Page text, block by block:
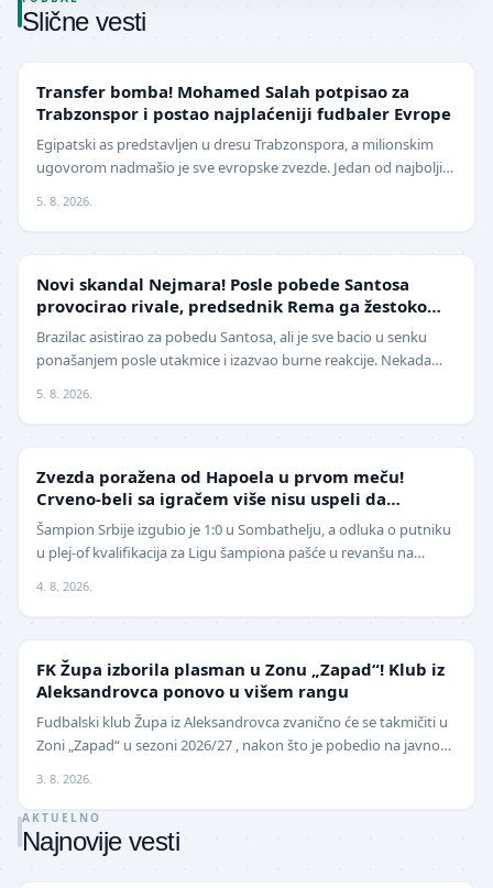
Slične vesti
Transfer bomba! Mohamed Salah potpisao za
Trabzonspor i postao najplaćeniji fudbaler Evrope
Egipatski as predstavljen u dresu Trabzonspora, a milionskim
ugovorom nadmašio je sve evropske zvezde. Jedan od najboljih
5. 8. 2026.
Novi skandal Nejmara! Posle pobede Santosa
provocirao rivale, predsednik Rema ga žestoko
isprozivao: "Bitanga i klovn!" (VIDEO)
Brazilac asistirao za pobedu Santosa, ali je sve bacio u senku
ponašanjem posle utakmice i izazvao burne reakcije. Nekada
5. 8. 2026.
Zvezda poražena od Hapoela u prvom meču!
Crveno-beli sa igračem više nisu uspeli da
izbegnu poraz
Šampion Srbije izgubio je 1:0 u Sombathelju, a odluka o putniku
u plej-of kvalifikacija za Ligu šampiona pašće u revanšu na
4. 8. 2026.
NIŽE LIGE
FK Župa izborila plasman u Zonu „Zapad“! Klub iz
Aleksandrovca ponovo u višem rangu
Fudbalski klub Župa iz Aleksandrovca zvanično će se takmičiti u
Zoni „Zapad“ u sezoni 2026/27 , nakon što je pobedio na javnom
3. 8. 2026.
AKTUELNO
Najnovije vesti